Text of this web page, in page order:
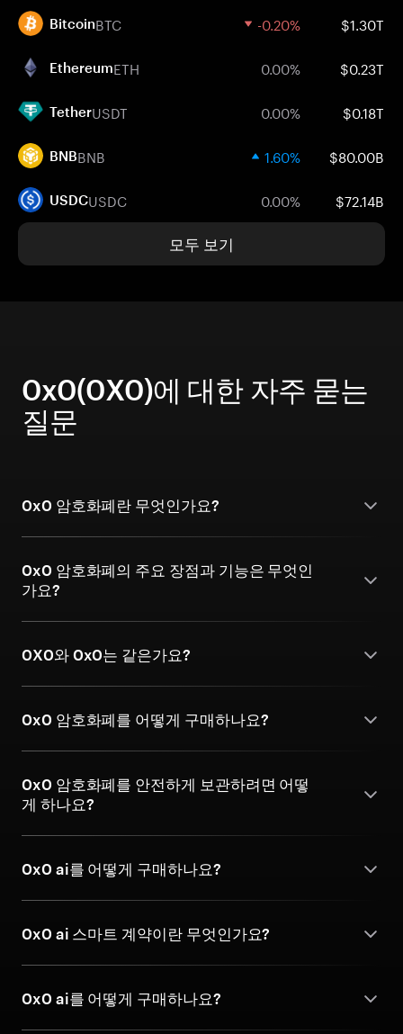
BitcoinBTC -0.20% $1.30T
EthereumETH 0.00% $0.23T
TetherUSDT 0.00% $0.18T
BNBBNB 1.60% $80.00B
USDCUSDC 0.00% $72.14B
모두 보기
0x0(0X0)에 대한 자주 묻는
질문
0x0 암호화폐란 무엇인가요?
0x0 암호화폐의 주요 장점과 기능은 무엇인
가요?
0X0와 0x0는 같은가요?
0x0 암호화폐를 어떻게 구매하나요?
0x0 암호화폐를 안전하게 보관하려면 어떻
게 하나요?
0x0 ai를 어떻게 구매하나요?
0x0 ai 스마트 계약이란 무엇인가요?
0x0 ai를 어떻게 구매하나요?